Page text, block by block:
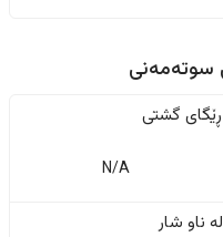
سوتەمەنی
ڕێگای گشتی
N/A
ناو شار